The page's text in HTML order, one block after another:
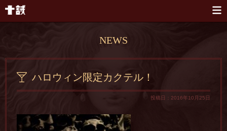
NEWS
ハロウィン限定カクテル！
投稿日：2016年10月25日